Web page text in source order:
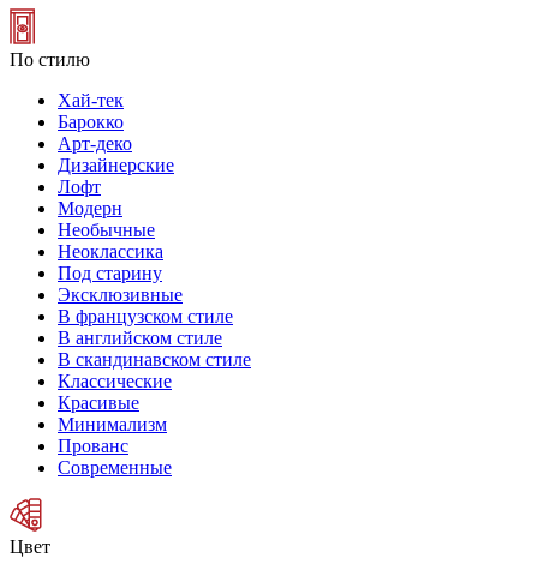
По стилю
Хай-тек
Барокко
Арт-деко
Дизайнерские
Лофт
Модерн
Необычные
Неоклассика
Под старину
Эксклюзивные
В французском стиле
В английском стиле
В скандинавском стиле
Классические
Красивые
Минимализм
Прованс
Современные
Цвет